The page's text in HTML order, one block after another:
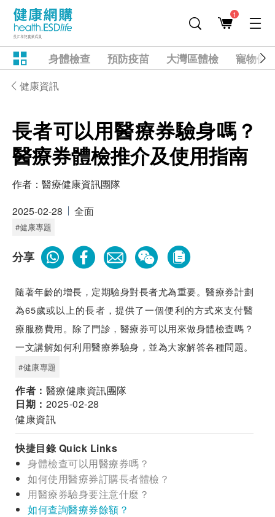
1
身體檢查 預防疫苗 大灣區體檢 寵物健
健康資訊
長者可以用醫療券驗身嗎？
醫療券體檢推介及使用指南
作者： 醫療健康資訊團隊
2025-02-28
全面
#健康專題
分享
隨著年齡的增長，定期驗身對長者尤為重要。醫療券計劃
為65歲或以上的長者，提供了一個便利的方式來支付醫
療服務費用。除了門診，醫療券可以用來做身體檢查嗎？
一文講解如何利用醫療券驗身，並為大家解答各種問題。
#健康專題
作者： 醫療健康資訊團隊
日期： 2025-02-28
健康資訊
快捷目錄 Quick Links
身體檢查可以用醫療券嗎？
如何使用醫療券訂購長者體檢？
用醫療券驗身要注意什麼？
如何查詢醫療券餘額？